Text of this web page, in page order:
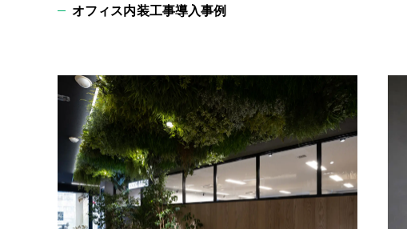
オフィス内装工事導入事例